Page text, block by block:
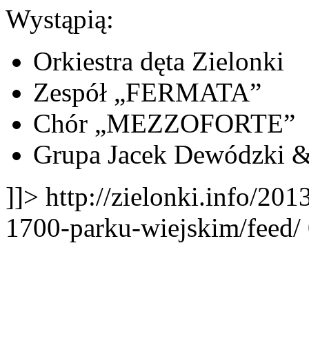
Wystąpią:
Orkiestra dęta Zielonki
Zespół „FERMATA”
Chór „MEZZOFORTE”
Grupa Jacek Dewódzki
]]> http://zielonki.info/
1700-parku-wiejskim/feed/